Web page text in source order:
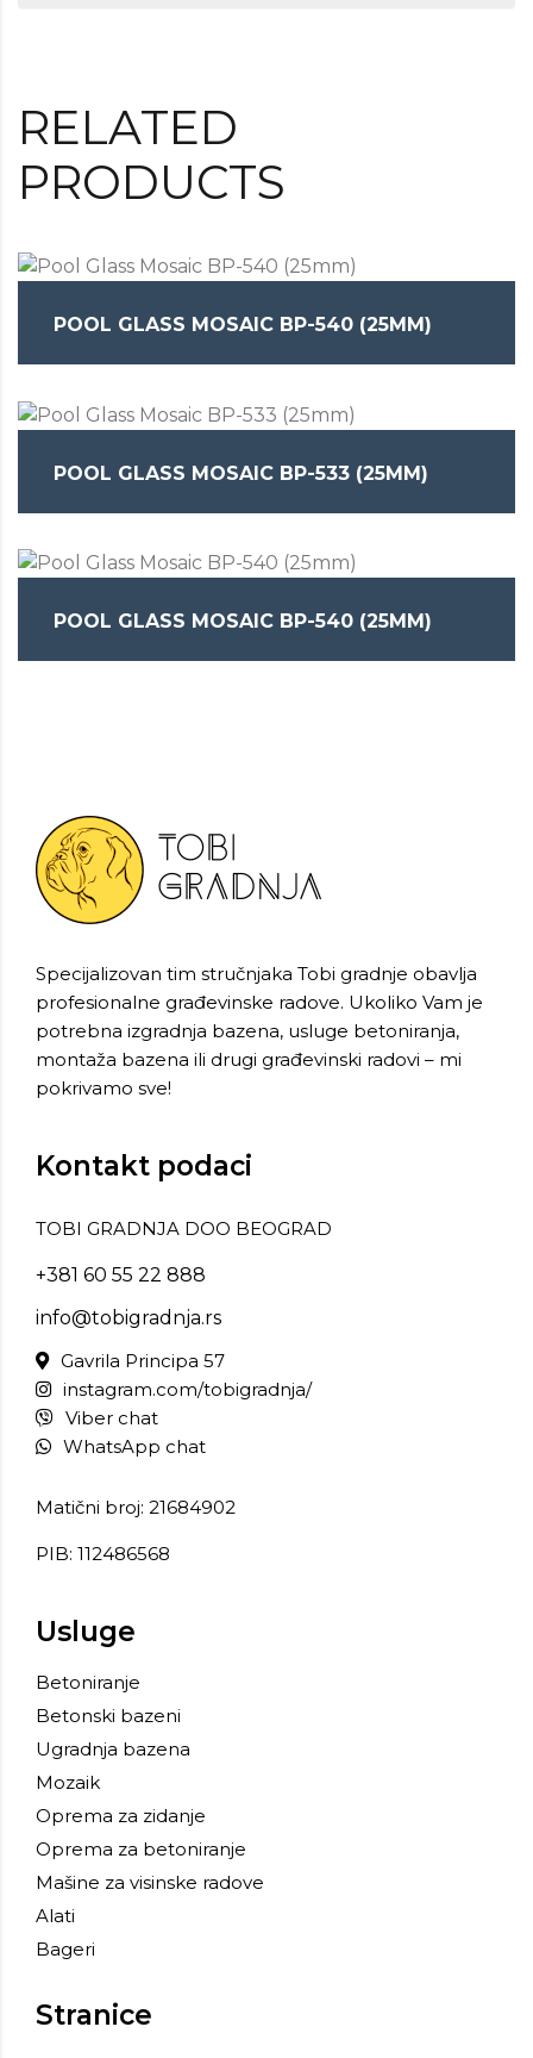
RELATED
PRODUCTS
POOL GLASS MOSAIC BP-540 (25MM)
POOL GLASS MOSAIC BP-533 (25MM)
POOL GLASS MOSAIC BP-540 (25MM)
Specijalizovan tim stručnjaka Tobi gradnje obavlja
profesionalne građevinske radove. Ukoliko Vam je
potrebna izgradnja bazena, usluge betoniranja,
montaža bazena ili drugi građevinski radovi – mi
pokrivamo sve!
Kontakt podaci
TOBI GRADNJA DOO BEOGRAD
+381 60 55 22 888
info@tobigradnja.rs
Gavrila Principa 57
instagram.com/tobigradnja/
Viber chat
WhatsApp chat
Matični broj: 21684902
PIB: 112486568
Usluge
Betoniranje
Betonski bazeni
Ugradnja bazena
Mozaik
Oprema za zidanje
Oprema za betoniranje
Mašine za visinske radove
Alati
Bageri
Stranice